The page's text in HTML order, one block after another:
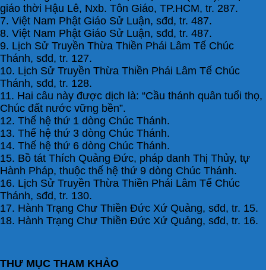
giáo thời Hậu Lê, Nxb. Tôn Giáo, TP.HCM, tr. 287.
7. Việt Nam Phật Giáo Sử Luận, sđd, tr. 487.
8. Việt Nam Phật Giáo Sử Luận, sđd, tr. 487.
9. Lịch Sử Truyền Thừa Thiền Phái Lâm Tế Chúc
Thánh, sđd, tr. 127.
10. Lịch Sử Truyền Thừa Thiền Phái Lâm Tế Chúc
Thánh, sđd, tr. 128.
11. Hai câu này được dịch là: “Cầu thánh quân tuổi thọ,
Chúc đất nước vững bền”.
12. Thế hệ thứ 1 dòng Chúc Thánh.
13. Thế hệ thứ 3 dòng Chúc Thánh.
14. Thế hệ thứ 6 dòng Chúc Thánh.
15. Bồ tát Thích Quảng Đức, pháp danh Thị Thủy, tự
Hành Pháp, thuộc thế hệ thứ 9 dòng Chúc Thánh.
16. Lịch Sử Truyền Thừa Thiền Phái Lâm Tế Chúc
Thánh, sđd, tr. 130.
17. Hành Trạng Chư Thiền Đức Xứ Quảng, sđd, tr. 15.
18. Hành Trạng Chư Thiền Đức Xứ Quảng, sđd, tr. 16.
THƯ MỤC THAM KHẢO